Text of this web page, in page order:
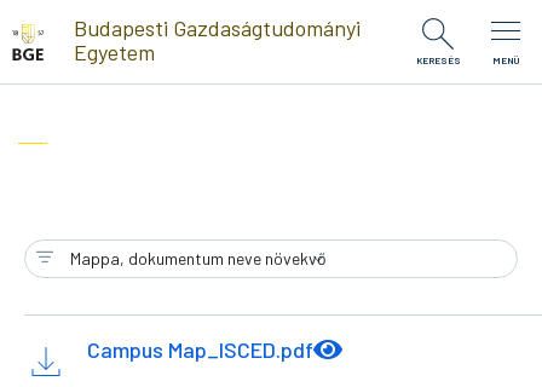
Ugrás a tartalomra
Budapesti Gazdaságtudományi
Egyetem
KERESÉS MENÜ
Campus Map_ISCED.pdf